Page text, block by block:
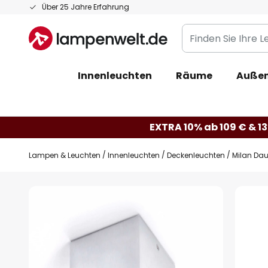
Über 25 Jahre Erfahrung
Zum
springen
Finden
Sie
Leuchte...
Innenleuchten Räume
EXTRA 10% ab 109 € &
Lampen & Leuchten Innenleuchten Deckenleuchten Milan
Bildgalerie